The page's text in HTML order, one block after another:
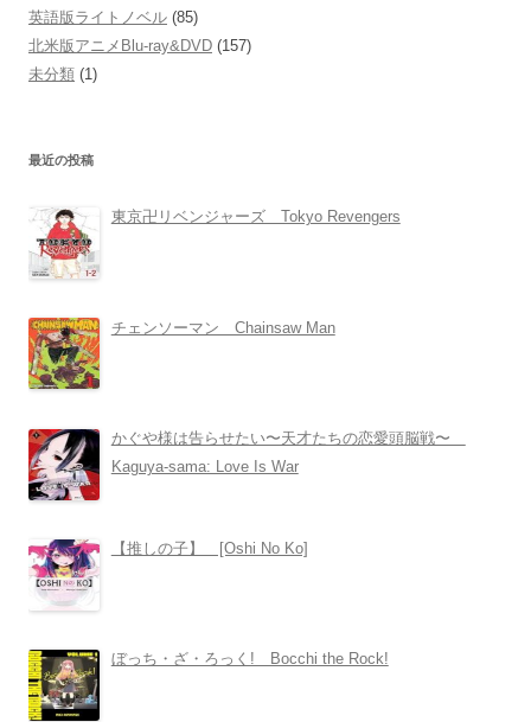
英語版ライトノベル (85)
北米版アニメBlu-ray&DVD (157)
未分類 (1)
最近の投稿
東京卍リベンジャーズ Tokyo Revengers
チェンソーマン Chainsaw Man
かぐや様は告らせたい〜天才たちの恋愛頭脳戦〜
Kaguya-sama: Love Is War
【推しの子】 [Oshi No Ko]
ぼっち・ざ・ろっく! Bocchi the Rock!